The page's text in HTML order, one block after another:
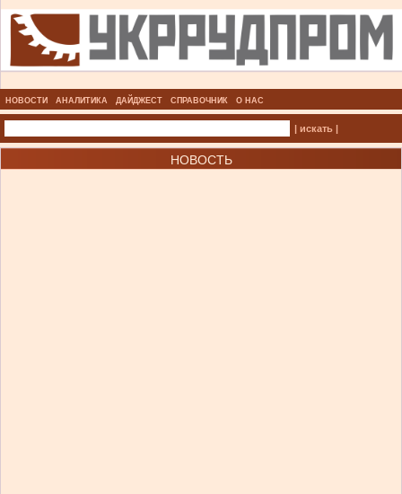
НОВОСТИ АНАЛИТИКА ДАЙДЖЕСТ СПРАВОЧНИК О НАС
| искать |
НОВОСТЬ